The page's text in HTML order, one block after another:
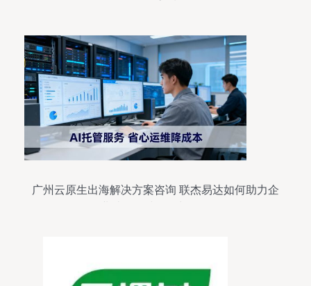
广州云原生出海解决方案咨询 联杰易达如何助力企